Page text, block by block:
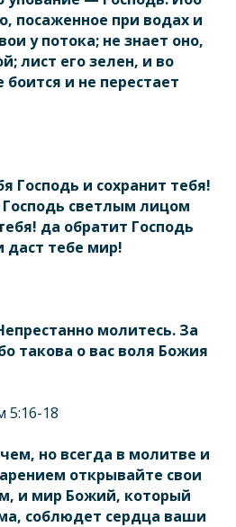
посаженное при водах и
у потока; не знает оно,
лист его зелен, и во
боится и не перестает
Господь и сохранит тебя!
светлым лицом
да обратит Господь
даст тебе мир!
молитесь. За
такова о вас воля Божия
5:16-18
но всегда в молитве и
открывайте свои
и мир Божий, который
соблюдет сердца ваши